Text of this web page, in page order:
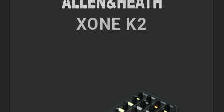
XONE K2